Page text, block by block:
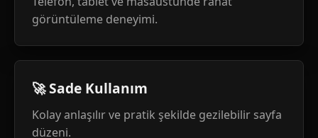
görüntüleme deneyimi.
🚀 Sade Kullanım
Kolay anlaşılır ve pratik şekilde gezilebilir sayfa
düzeni.